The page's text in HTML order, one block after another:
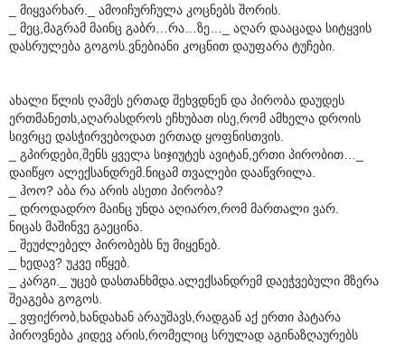
_ მიყვარხარ._ ამოიჩურჩულა კოცნებს შორის.
_ მეც,მაგრამ მაინც გაბრ…რა…ზე…_ აღარ დააცადა სიტყვის
დასრულება გოგოს.ვნებიანი კოცნით დაუფარა ტუჩები.
ახალი წლის ღამეს ერთად შეხვდნენ და პირობა დაუდეს
ერთმანეთს,აღარასდროს ეჩხუბათ ისე,რომ ამხელა დროის
სივრცე დასჭირვებოდათ ერთად ყოფნისთვის.
_ გპირდები,შენს ყველა სიჯიუტეს ავიტან,ერთი პირობით…_
დაიწყო ალექსანდრემ.ნიცამ თვალები დააწვრილა.
_ ჰოო? აბა რა არის ასეთი პირობა?
_ დროდადრო მაინც უნდა აღიარო,რომ მართალი ვარ.
ნიცას მაშინვე გაეცინა.
_ შეუძლებელ პირობებს ნუ მიყენებ.
_ ხედავ? უკვე იწყებ.
_ კარგი._ უცებ დასთანხმდა.ალექსანდრემ დაეჭვებული მზერა
შეაგება გოგოს.
_ ვფიქრობ,ხანდახან არაუშავს,რადგან აქ ერთი პატარა
პიროვნება კიდევ არის,რომელიც სრულად აგინაზღაურებს